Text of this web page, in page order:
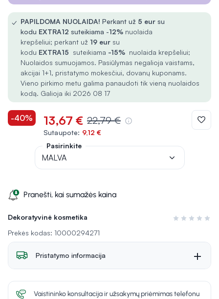
Dekoratyvinė kosmetika
Įvertinimas 0
Prekės kodas: 10000294271
✓ PAPILDOMA NUOLAIDA! Perkant už 5 eur su
kodu EXTRA12 suteikiama -12% nuolaida
krepšeliui; perkant už 19 eur su
kodu EXTRA15 suteikiama -15% nuolaida krepšeliui;
Nuolaidos sumuojamos. Pasiūlymas negalioja vaistams,
akcijai 1+1, pristatymo mokesčiui, dovanų kuponams.
Vieno pirkimo metu galima panaudoti tik vieną nuolaidos
kodą. Galioja iki 2026 08 17
-40% 13,67 € 22,79 €
Sutaupote: 9,12 €
Pranešti, kai sumažės kaina
Pasirinkite
MALVA
Pristatymo informacija
Vaistininko konsultacija ir užsakymų priėmimas telefonu